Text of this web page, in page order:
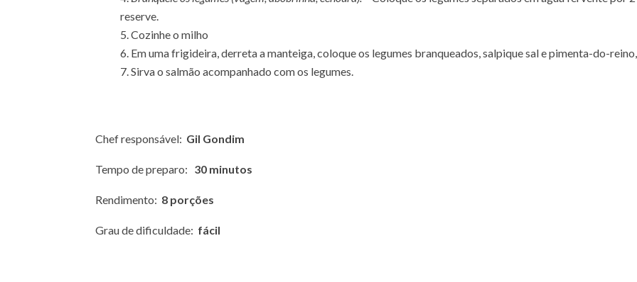
reserve.
Cozinhe o milho
Em uma frigideira, derreta a manteiga, coloque os legumes branqueados, salpique sal e pimenta-do-
Sirva o salmão acompanhado com os legumes.
Chef responsável: Gil Gondim
Tempo de preparo: 30 minutos
Rendimento: 8 porções
Grau de dificuldade: fácil